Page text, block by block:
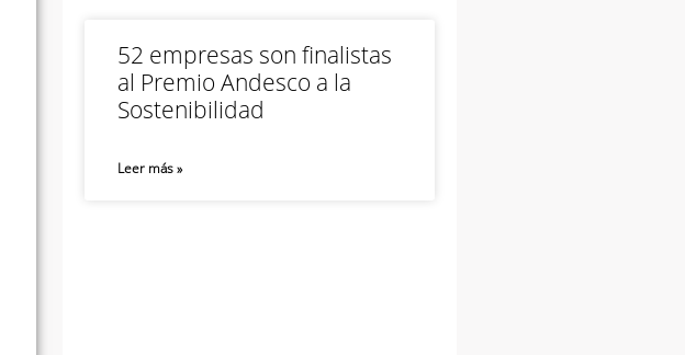
52 empresas son finalistas
al Premio Andesco a la
Sostenibilidad
Leer más »